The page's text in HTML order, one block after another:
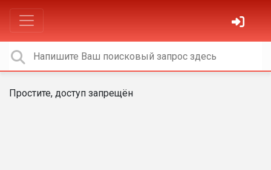
Простите, доступ запрещён